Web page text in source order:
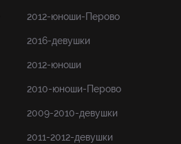
2012-юноши-Перово
2016-девушки
2012-юноши
2010-юноши-Перово
2009-2010-девушки
2011-2012-девушки